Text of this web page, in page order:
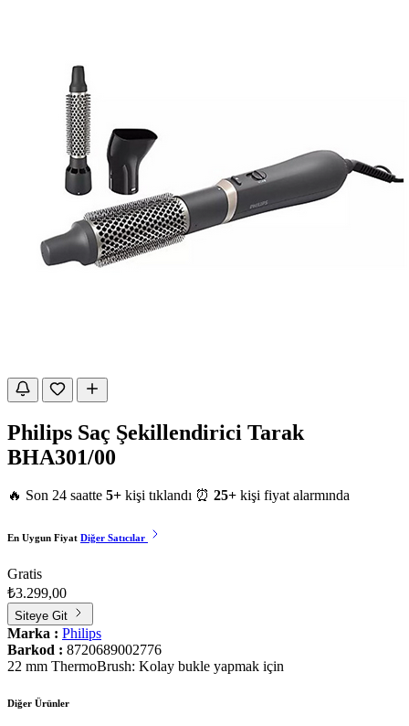
Philips Saç Şekillendirici Tarak
BHA301/00
🔥 Son 24 saatte 5+ kişi tıklandı ⏰ 25+ kişi fiyat alarmında
En Uygun Fiyat Diğer Satıcılar
Gratis
₺3.299,00
Siteye Git
Marka : Philips
Barkod : 8720689002776
22 mm ThermoBrush: Kolay bukle yapmak için
Diğer Ürünler